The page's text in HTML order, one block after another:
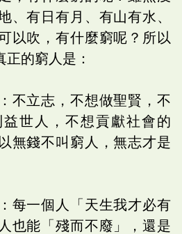
、有日有月、有山有水、
以吹，有什麼窮呢？所以
的窮人是：
不立志，不想做聖賢，不
世人，不想貢獻社會的
無錢不叫窮人，無志才是
每一個人「天生我才必有
也能「殘而不廢」，還是